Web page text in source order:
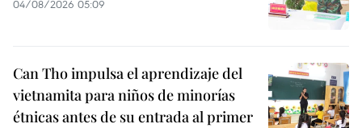
04/08/2026 05:09
Can Tho impulsa el aprendizaje del
vietnamita para niños de minorías
étnicas antes de su entrada al primer